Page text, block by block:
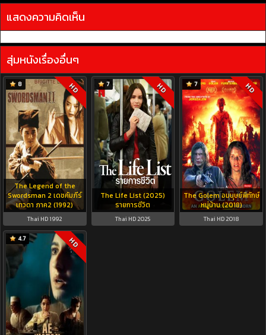
แสดงความคิดเห็น
สุ่มหนังเรื่องอื่นๆ
The Legend of the
Swordsman 2 เดชคัมภีร์
เทวดา ภาค2 (1992)
8 HD
Thai HD 1992
The Life List (2025)
รายการชีวิต
7 HD
Thai HD 2025
The Golem อมนุษย์พิทักษ์
หมู่บ้าน (2018)
7 HD
Thai HD 2018
4.7 HD